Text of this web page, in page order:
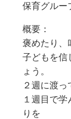
保育グルー
概要：
褒めたり、
子どもを信
ょう。
２週に渡っ
１週目で
りを